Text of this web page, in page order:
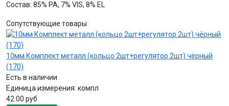
Состав: 85% PA, 7% VIS, 8% EL
Сопутствующие товары
10мм Комплект металл (кольцо 2шт+регулятор 2шт) чёрный
(170)
Есть в наличии
Единица измерения: компл
42.00 руб